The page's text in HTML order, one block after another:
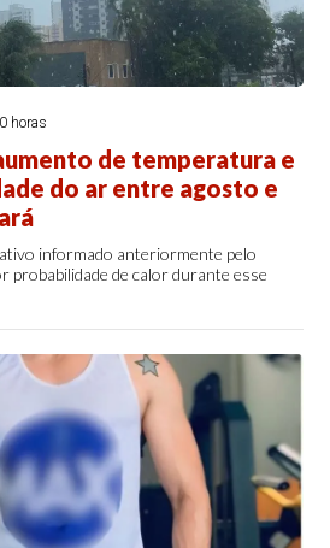
horas
de temperatura e
do ar entre agosto e
informado anteriormente pelo
probabilidade de calor durante esse